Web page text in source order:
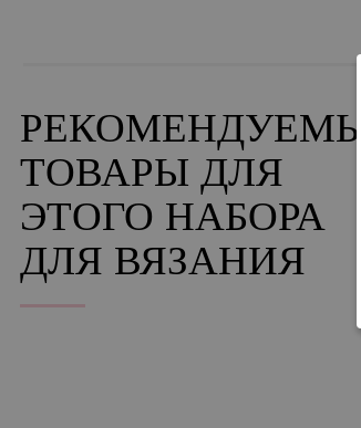
ТОВАРЫ ДЛЯ
ЭТОГО НАБОРА
ДЛЯ ВЯЗАНИЯ